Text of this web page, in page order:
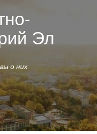
Эл
о них